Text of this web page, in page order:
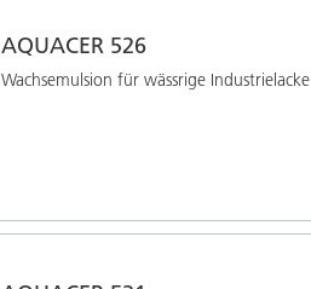
AQUACER 526
Wachsemulsion für wässrige Industrielacke